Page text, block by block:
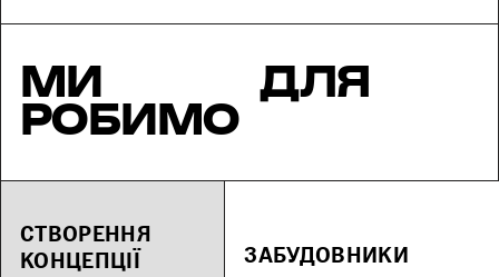
МИ
РОБИМО
ДЛЯ
СТВОРЕННЯ
КОНЦЕПЦІЇ
ЗАБУДОВНИКИ